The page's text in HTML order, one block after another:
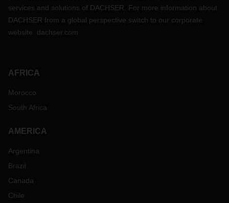
services and solutions of DACHSER. For more information about
DACHSER from a global perspective switch to our corporate
website: dachser.com
AFRICA
Morocco
South Africa
AMERICA
Argentina
Brazil
Canada
Chile